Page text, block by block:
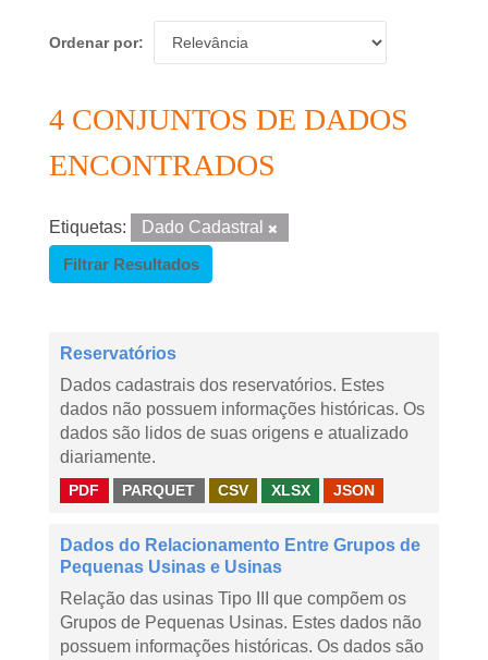
Ordenar por
4 CONJUNTOS DE DADOS
ENCONTRADOS
Etiquetas:
Dado Cadastral
Filtrar Resultados
Reservatórios
Dados cadastrais dos reservatórios. Estes
dados não possuem informações históricas. Os
dados são lidos de suas origens e atualizado
diariamente.
PDF PARQUET CSV XLSX JSON
Dados do Relacionamento Entre Grupos de
Pequenas Usinas e Usinas
Relação das usinas Tipo III que compõem os
Grupos de Pequenas Usinas. Estes dados não
possuem informações históricas. Os dados são